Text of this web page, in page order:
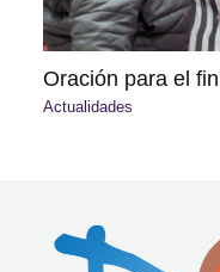
Oración para el
Actualidades